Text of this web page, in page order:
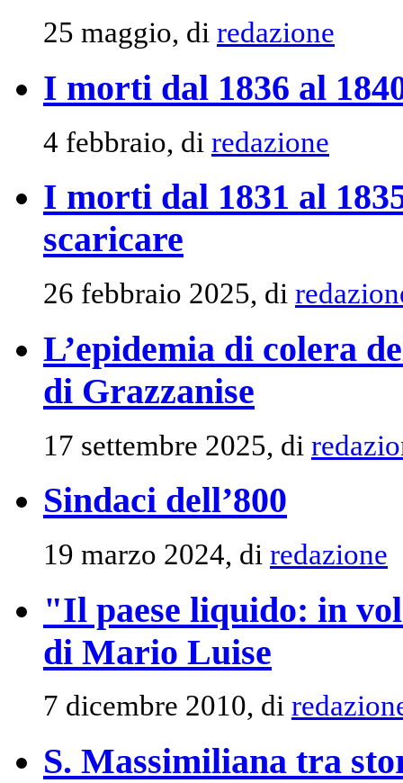
25 maggio, di redazione
I morti dal 1836 al
4 febbraio, di redazione
I morti dal 1831 al
scaricare
26 febbraio 2025, di
L’epidemia di colera
di Grazzanise
17 settembre 2025, di
Sindaci dell’800
19 marzo 2024, di redazione
"Il paese liquido: in
di Mario Luise
7 dicembre 2010, di
S. Massimiliana tra